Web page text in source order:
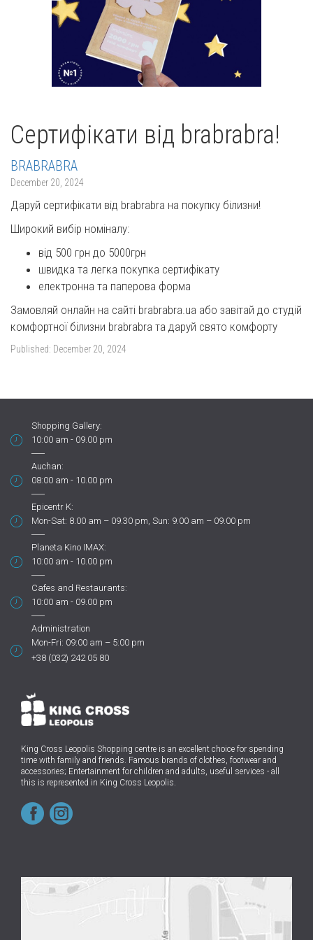
Сертифікати від brabrabra!
BRABRABRA
December 20, 2024
Даруй сертифікати від brabrabra на покупку білизни!
Широкий вибір номіналу:
від 500 грн до 5000грн
швидка та легка покупка сертифікату
електронна та паперова форма
Замовляй онлайн на сайті brabrabra.ua або завітай до студій
комфортної білизни brabrabra та даруй свято комфорту
Published: December 20, 2024
Shopping Gallery:
10:00 am - 09.00 pm
Auchan:
08:00 am - 10.00 pm
Epicentr K:
Mon-Sat: 8.00 am – 09.30 pm, Sun: 9.00 am – 09.00 pm
Planeta Kino IMAX:
10:00 am - 10.00 pm
Cafes and Restaurants:
10:00 am - 09.00 pm
Administration
Mon-Fri: 09:00 am – 5:00 pm
+38 (032) 242 05 80
King Cross Leopolis Shopping centre is an excellent choice for spending
time with family and friends. Famous brands of clothes, footwear and
accessories; Entertainment for children and adults, useful services - all
this is represented in King Cross Leopolis.